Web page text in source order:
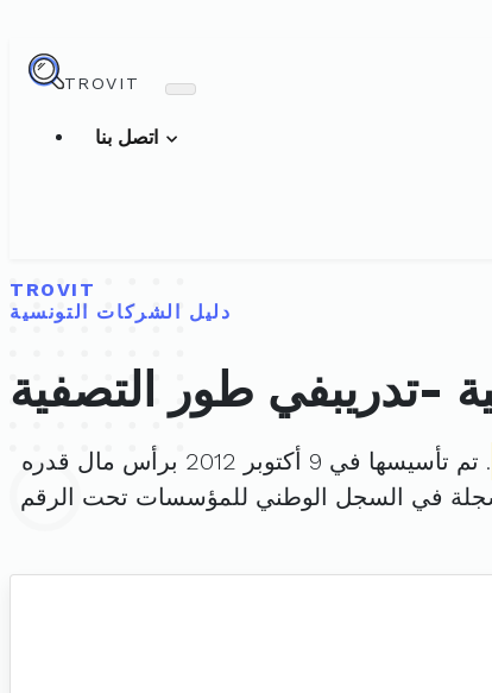
TROVIT
TROVIT
دليل الشركات التونسية
-تدريبفي طور التصفية
. تم تأسيسها في 9 أكتوبر 2012 برأس مال قدره
في السجل الوطني للمؤسسات تحت الرقم